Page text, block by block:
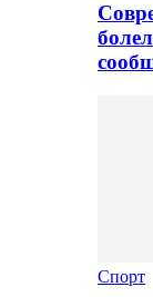
Спорт